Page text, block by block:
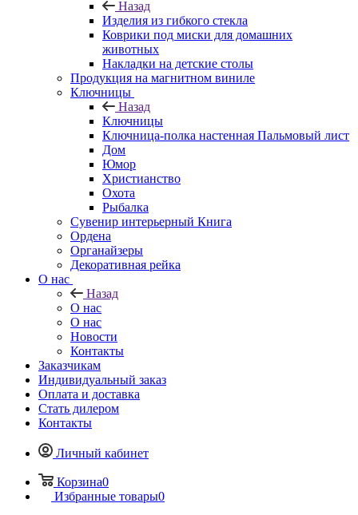
Назад
Изделия из гибкого стекла
Коврики под миски для домашних
животных
Накладки на детские столы
Продукция на магнитном виниле
Ключницы
Назад
Ключницы
Ключница-полка настенная Пальмовый лист
Дом
Юмор
Христианство
Охота
Рыбалка
Сувенир интерьерный Книга
Ордена
Органайзеры
Декоративная рейка
О нас
Назад
О нас
О нас
Новости
Контакты
Заказчикам
Индивидуальный заказ
Оплата и доставка
Стать дилером
Контакты
Личный кабинет
Корзина0
Избранные товары0